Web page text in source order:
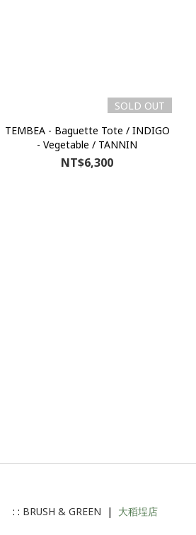
SOLD OUT
TEMBEA - Baguette Tote / INDIGO
- Vegetable / TANNIN
NT$6,300
: : BRUSH & GREEN | 大稻埕店